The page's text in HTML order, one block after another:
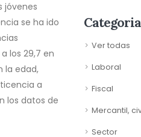
jóvenes
se ha ido
los 29,7 en
la edad,
a
los datos de
Ver todas
Laboral
Fiscal
Mercantil,
Sector